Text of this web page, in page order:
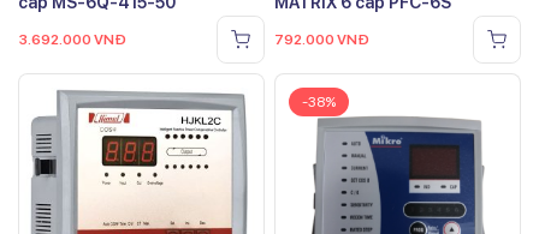
3.692.000 VNĐ 792.000 VNĐ
-38%